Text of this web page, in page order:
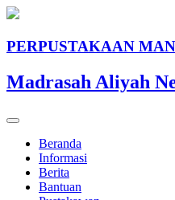
PERPUSTAKAAN
Madrasah Aliyah
Beranda
Informasi
Berita
Bantuan